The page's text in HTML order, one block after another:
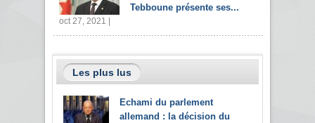
Tebboune présente ses...
oct 27, 2021 |
Les plus lus
Echami du parlement
allemand : la décision du